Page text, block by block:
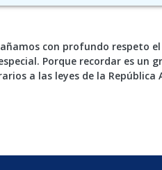
con profundo
Porque recordar es un
a las leyes de la República